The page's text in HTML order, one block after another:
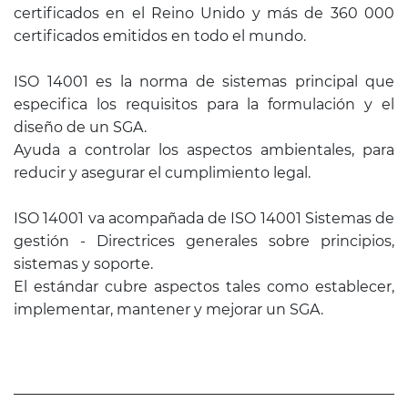
certificados en el Reino Unido y más de 360 000
certificados emitidos en todo el mundo.
ISO 14001 es la norma de sistemas principal que
especifica los requisitos para la formulación y el
diseño de un SGA.
Ayuda a controlar los aspectos ambientales, para
reducir y asegurar el cumplimiento legal.
ISO 14001 va acompañada de ISO 14001 Sistemas de
gestión - Directrices generales sobre principios,
sistemas y soporte.
El estándar cubre aspectos tales como establecer,
implementar, mantener y mejorar un SGA.